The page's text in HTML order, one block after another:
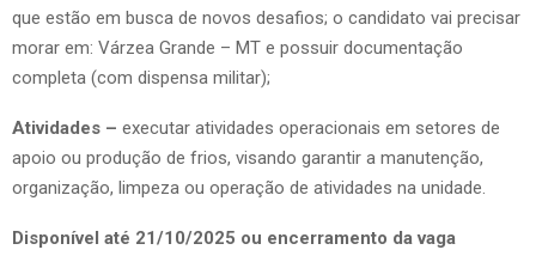
que estão em busca de novos desafios; o candidato vai precisar
morar em: Várzea Grande – MT e possuir documentação
completa (com dispensa militar);
Atividades – executar atividades operacionais em setores de
apoio ou produção de frios, visando garantir a manutenção,
organização, limpeza ou operação de atividades na unidade.
Disponível até 21/10/2025 ou encerramento da vaga